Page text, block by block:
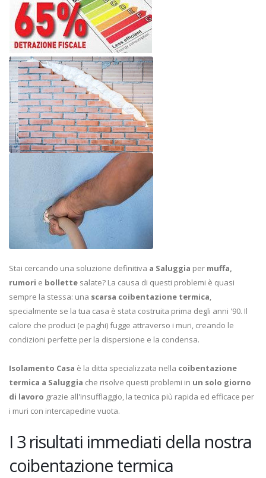
Stai cercando una soluzione definitiva a Saluggia per muffa,
rumori e bollette salate? La causa di questi problemi è quasi
sempre la stessa: una scarsa coibentazione termica,
specialmente se la tua casa è stata costruita prima degli anni '90. Il
calore che produci (e paghi) fugge attraverso i muri, creando le
condizioni perfette per la dispersione e la condensa.
Isolamento Casa è la ditta specializzata nella coibentazione
termica a Saluggia che risolve questi problemi in un solo giorno
di lavoro grazie all'insufflaggio, la tecnica più rapida ed efficace per
i muri con intercapedine vuota.
I 3 risultati immediati della nostra
coibentazione termica